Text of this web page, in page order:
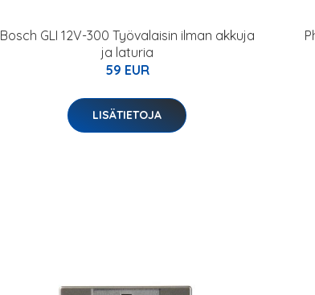
Bosch GLI 12V-300 Työvalaisin ilman akkuja
ja laturia
59 EUR
LISÄTIETOJA